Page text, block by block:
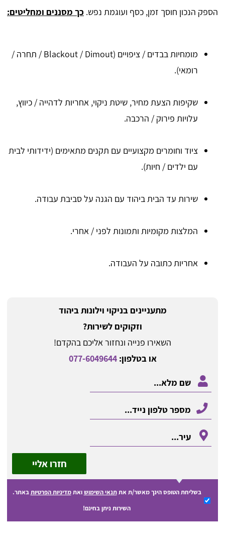
הספק הנכון חוסך זמן, כסף ועוגמת נפש. כך מסננים ומחליטים:
מומחיות בבדים / ציפויים (Blackout / Dimout / תחרה /
רומאי).
שקיפות הצעת מחיר, שיטת ניקוי, אחריות לדהייה / כיווץ,
עלויות פירוק / הרכבה.
ציוד וחומרים מקצועיים עם תקנים מתאימים (ידידותי לבית
עם ילדים / חיות).
שירות עד הבית ביהוד עם הגנה על סביבת עבודה.
המלצות מקומיות ותמונות לפני / אחרי.
אחריות כתובה על העבודה.
מתעניינים בניקוי וילונות ביהוד
וזקוקים לשירות?
השאירו פנייה ונחזור אליכם בהקדם!
או בטלפון:077-6049644
חזרו אליי
בשליחת הטופס הינך מאשר/ת אתתנאי השימושואתמדיניות הפרטיותבאתר.
השירות ניתן בחינם!